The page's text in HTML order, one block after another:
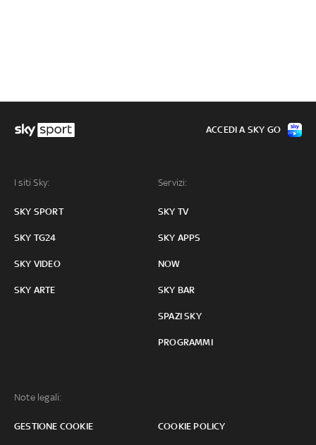
I siti Sky:
SKY SPORT
SKY TG24
SKY VIDEO
SKY ARTE
Servizi:
SKY TV
SKY APPS
NOW
SKY BAR
SPAZI SKY
PROGRAMMI
Note legali:
GESTIONE COOKIE COOKIE POLICY
ACCEDI A SKY GO